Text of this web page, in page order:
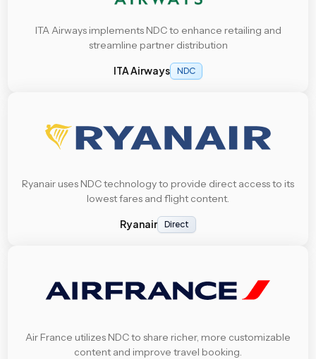
ITA Airways implements NDC to enhance retailing and
streamline partner distribution
ITA Airways NDC
Ryanair uses NDC technology to provide direct access to its
lowest fares and flight content.
Ryanair Direct
Air France utilizes NDC to share richer, more customizable
content and improve travel booking.